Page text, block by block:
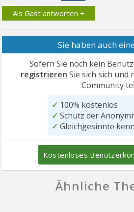
Als Gast antworten +
Sie haben auch
Sofern Sie noch kein
registrieren Sie sich sich und
Community
✓ 100% kostenlos
✓ Schutz der
✓ Gleichgesinnte
Kostenloses
Ähnliche